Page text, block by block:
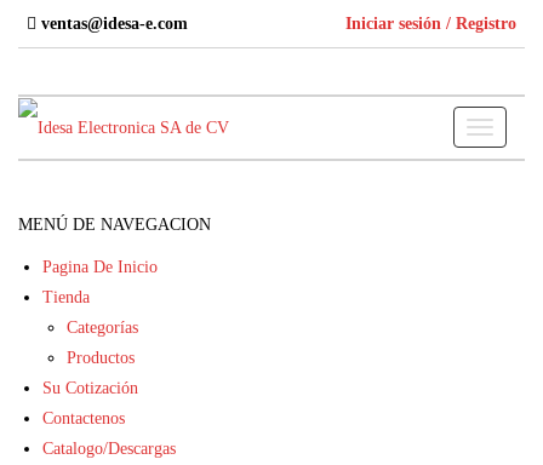
Skip
content
ventas@idesa-e.com Iniciar sesión / Registro
Toggle
MENÚ DE NAVEGACION
Pagina De Inicio
Tienda
Categorías
Productos
Su Cotización
Contactenos
Catalogo/Descargas